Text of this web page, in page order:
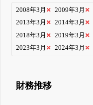
2008年3月 2009年3月
2013年3月
2014年3月
2018年3月
2019年3月
2023年3月
2024年3月
財務推移